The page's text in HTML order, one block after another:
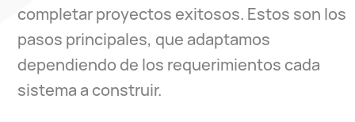
completar proyectos exitosos. Estos son los
pasos principales, que adaptamos
dependiendo de los requerimientos cada
sistema a construir.